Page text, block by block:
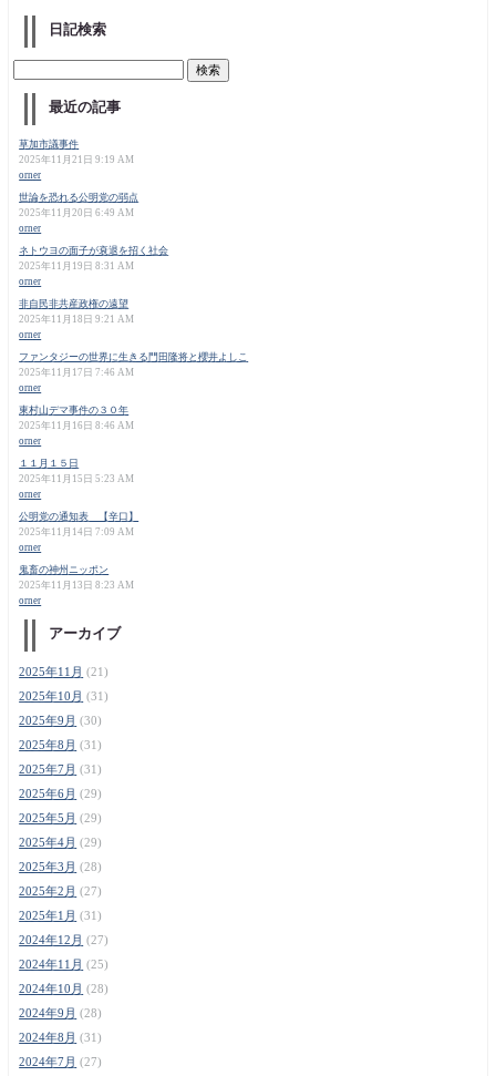
日記検索
最近の記事
草加市議事件
2025年11月21日 9:19 AM
orner
世論を恐れる公明党の弱点
2025年11月20日 6:49 AM
orner
ネトウヨの面子が衰退を招く社会
2025年11月19日 8:31 AM
orner
非自民非共産政権の遠望
2025年11月18日 9:21 AM
orner
ファンタジーの世界に生きる門田隆将と櫻井よしこ
2025年11月17日 7:46 AM
orner
東村山デマ事件の３０年
2025年11月16日 8:46 AM
orner
１１月１５日
2025年11月15日 5:23 AM
orner
公明党の通知表 【辛口】
2025年11月14日 7:09 AM
orner
鬼畜の神州ニッポン
2025年11月13日 8:23 AM
orner
アーカイブ
2025年11月 (21)
2025年10月 (31)
2025年9月 (30)
2025年8月 (31)
2025年7月 (31)
2025年6月 (29)
2025年5月 (29)
2025年4月 (29)
2025年3月 (28)
2025年2月 (27)
2025年1月 (31)
2024年12月 (27)
2024年11月 (25)
2024年10月 (28)
2024年9月 (28)
2024年8月 (31)
2024年7月 (27)